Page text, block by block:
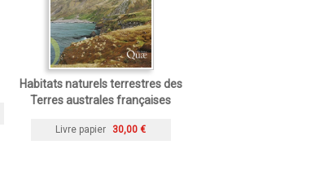
Habitats naturels terrestres des
Terres australes françaises
Livre papier 30,00 €